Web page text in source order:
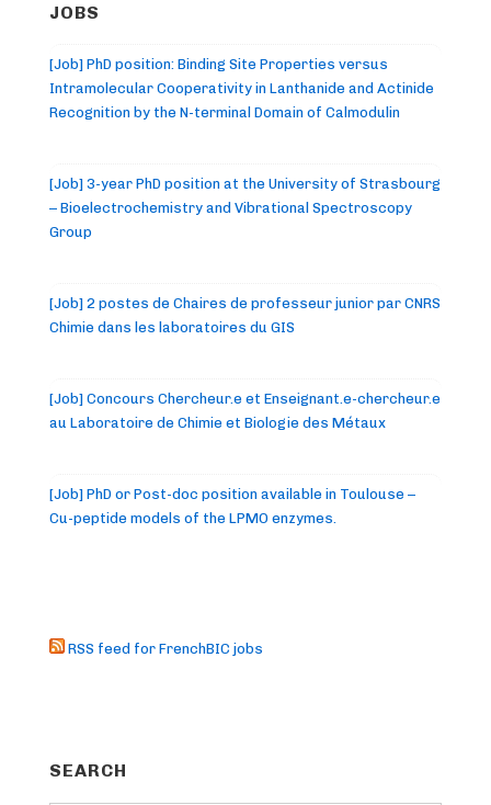
JOBS
[Job] PhD position: Binding Site Properties versus
Intramolecular Cooperativity in Lanthanide and Actinide
Recognition by the N-terminal Domain of Calmodulin
[Job] 3-year PhD position at the University of Strasbourg
– Bioelectrochemistry and Vibrational Spectroscopy
Group
[Job] 2 postes de Chaires de professeur junior par CNRS
Chimie dans les laboratoires du GIS
[Job] Concours Chercheur.e et Enseignant.e-chercheur.e
au Laboratoire de Chimie et Biologie des Métaux
[Job] PhD or Post-doc position available in Toulouse –
Cu-peptide models of the LPMO enzymes.
RSS feed for FrenchBIC jobs
SEARCH